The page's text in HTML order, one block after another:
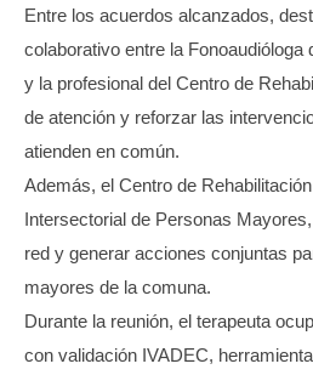
Entre los acuerdos alcanzados,
colaborativo entre la
y la profesional del Centro de
de atención y reforzar las
atienden en común.
Además, el Centro de
Intersectorial de Personas
red y generar acciones conjuntas
mayores de la comuna.
Durante la reunión, el terapeuta
con validación IVADEC,